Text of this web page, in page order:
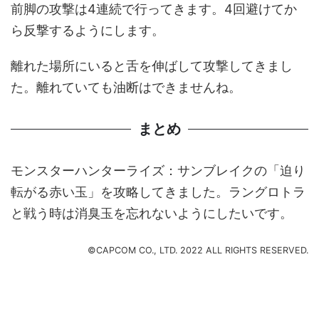
前脚の攻撃は4連続で行ってきます。4回避けてか
ら反撃するようにします。
離れた場所にいると舌を伸ばして攻撃してきまし
た。離れていても油断はできませんね。
まとめ
モンスターハンターライズ：サンブレイクの「迫り
転がる赤い玉」を攻略してきました。ラングロトラ
と戦う時は消臭玉を忘れないようにしたいです。
©CAPCOM CO., LTD. 2022 ALL RIGHTS RESERVED.